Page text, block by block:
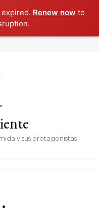
Renew now to
y sus protagonistas